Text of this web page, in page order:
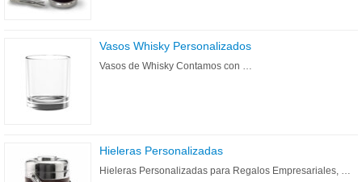
Vasos Whisky Personalizados
Vasos de Whisky Contamos con …
Hieleras Personalizadas
Hieleras Personalizadas para Regalos Empresariales, …